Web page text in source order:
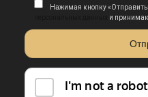
Нажимая кнопку
и